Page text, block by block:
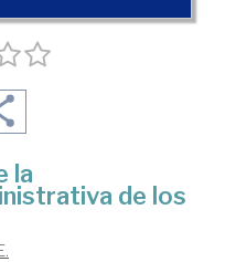
la
de los